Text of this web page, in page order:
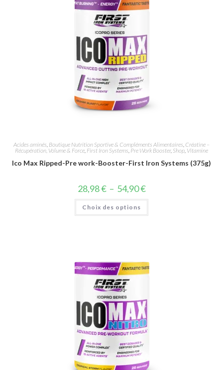
Acides aminés Boutique Nutrition Sportive & Compléments Alimentaires Créatine –
Récupération, Volume & Force First Iron Systems Pre Work Booster, Shop Vitamine
Ico Max Ripped-Pre work-Booster-First Iron Systems (375g)
28,98€ – 54,90€
Choix des options